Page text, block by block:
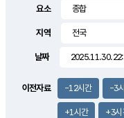
요소
지역
날짜
이전자료 -12시간 -3
+1시간 +3시